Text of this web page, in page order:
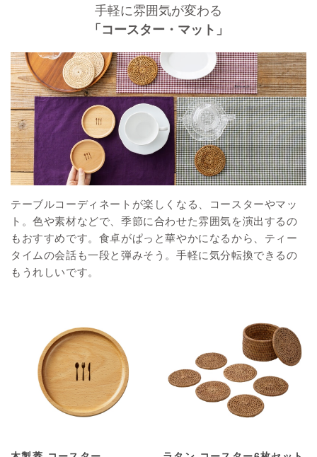
手軽に雰囲気が変わる
「コースター・マット」
テーブルコーディネートが楽しくなる、コースターやマッ
ト。色や素材などで、季節に合わせた雰囲気を演出するの
もおすすめです。食卓がぱっと華やかになるから、ティー
タイムの会話も一段と弾みそう。手軽に気分転換できるの
もうれしいです。